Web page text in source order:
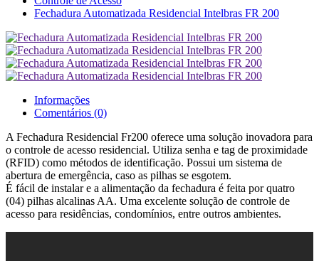
Fechadura Automatizada Residencial Intelbras FR 200
Informações
Comentários (0)
A Fechadura Residencial Fr200 oferece uma solução inovadora para
o controle de acesso residencial. Utiliza senha e tag de proximidade
(RFID) como métodos de identificação. Possui um sistema de
abertura de emergência, caso as pilhas se esgotem.
É fácil de instalar e a alimentação da fechadura é feita por quatro
(04) pilhas alcalinas AA. Uma excelente solução de controle de
acesso para residências, condomínios, entre outros ambientes.